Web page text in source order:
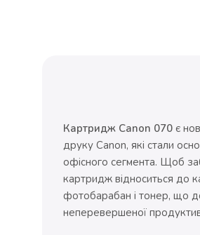
Картридж Canon 070 є
друку Canon, які стали
офісного сегмента. Щоб
картридж відноситься до
фотобарабан і тонер, що
неперевершеної